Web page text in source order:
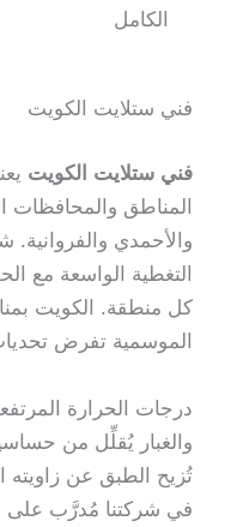
الكامل
فني ستلايت الكويت
فني ستلايت الكويت
المناطق والمحافظات
والأحمدي
التغطية الواسعة مع
كل منطقة. الكويت
الموسمية تفرض
درجات الحرارة
والغبار يُقلِّل من
تُزيح الطبق عن زاويته
في شركتنا مُدرَّب على